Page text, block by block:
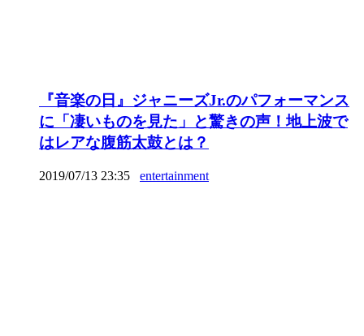
『音楽の日』ジャニーズJr.のパフォーマンス
に「凄いものを見た」と驚きの声！地上波で
はレアな腹筋太鼓とは？
2019/07/13 23:35 entertainment